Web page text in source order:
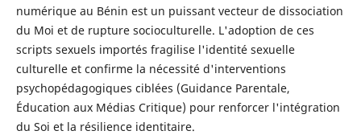
numérique au Bénin est un puissant vecteur de dissociation
du Moi et de rupture socioculturelle. L'adoption de ces
scripts sexuels importés fragilise l'identité sexuelle
culturelle et confirme la nécessité d'interventions
psychopédagogiques ciblées (Guidance Parentale,
Éducation aux Médias Critique) pour renforcer l'intégration
du Soi et la résilience identitaire.